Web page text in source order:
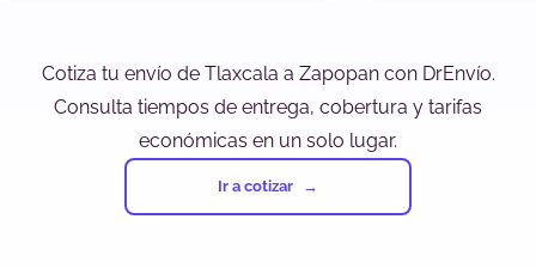
Cotiza tu envío de Tlaxcala a Zapopan con DrEnvío.
Consulta tiempos de entrega, cobertura y tarifas
económicas en un solo lugar.
Ir a cotizar